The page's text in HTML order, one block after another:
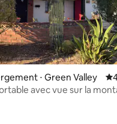
sur la base de 79
⋅ Green Valley
avec vue sur la